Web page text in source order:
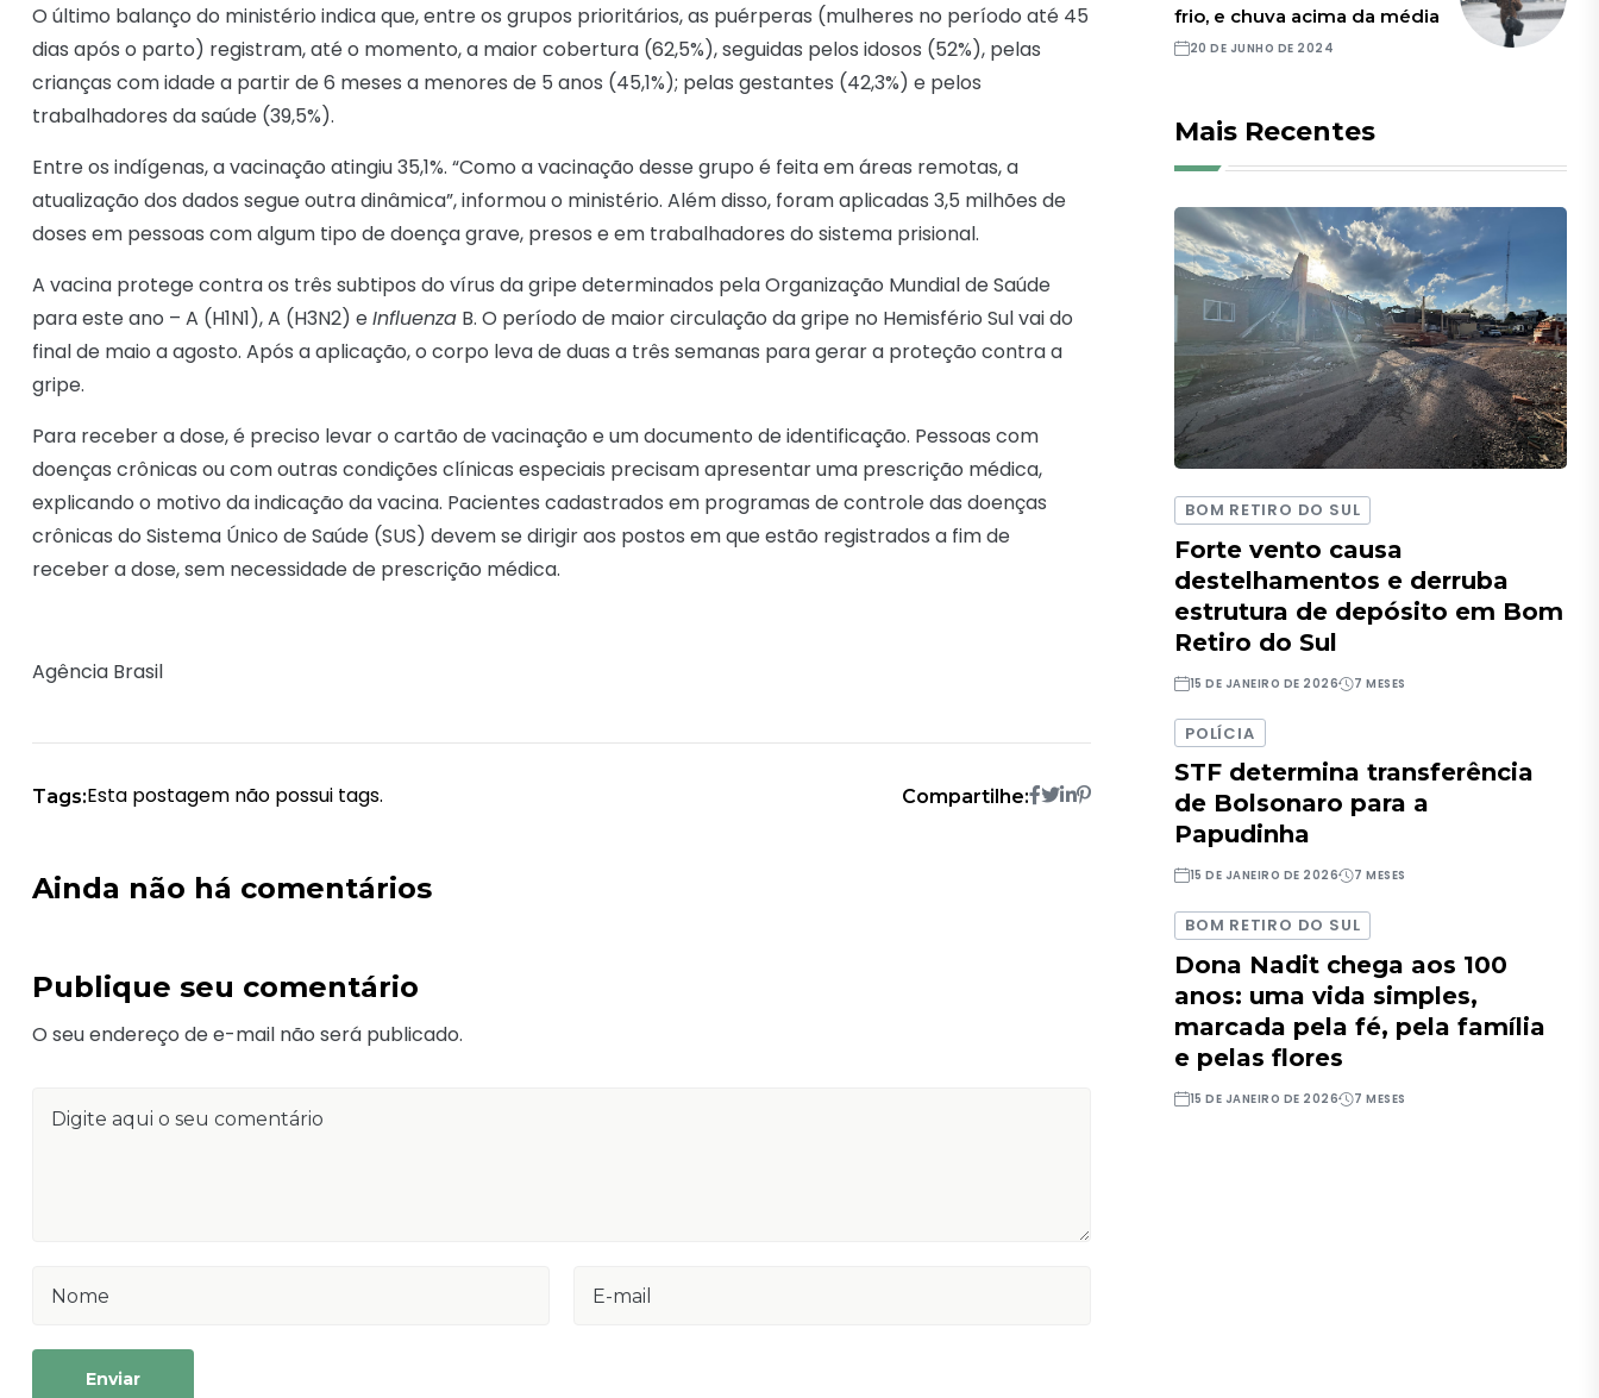
O último balanço do ministério indica que, entre os grupos prioritários, as puérperas (mulheres no período até 45
dias após o parto) registram, até o momento, a maior cobertura (62,5%), seguidas pelos idosos (52%), pelas
crianças com idade a partir de 6 meses a menores de 5 anos (45,1%); pelas gestantes (42,3%) e pelos
trabalhadores da saúde (39,5%).
Entre os indígenas, a vacinação atingiu 35,1%. “Como a vacinação desse grupo é feita em áreas remotas, a
atualização dos dados segue outra dinâmica”, informou o ministério. Além disso, foram aplicadas 3,5 milhões de
doses em pessoas com algum tipo de doença grave, presos e em trabalhadores do sistema prisional.
A vacina protege contra os três subtipos do vírus da gripe determinados pela Organização Mundial de Saúde
para este ano – A (H1N1), A (H3N2) eInfluenza B. O período de maior circulação da gripe no Hemisfério Sul vai do
final de maio a agosto. Após a aplicação, o corpo leva de duas a três semanas para gerar a proteção contra a
gripe.
Para receber a dose, é preciso levar o cartão de vacinação e um documento de identificação. Pessoas com
doenças crônicas ou com outras condições clínicas especiais precisam apresentar uma prescrição médica,
explicando o motivo da indicação da vacina. Pacientes cadastrados em programas de controle das doenças
crônicas do Sistema Único de Saúde (SUS) devem se dirigir aos postos em que estão registrados a fim de
receber a dose, sem necessidade de prescrição médica.
Agência Brasil
Tags:Esta postagem não possui tags. Compartilhe:
Ainda não há comentários
Publique seu comentário
O seu endereço de e-mail não será publicado.
Enviar
frio, e chuva acima da média
20 DE JUNHO DE 2024
Mais Recentes
BOM RETIRO DO SUL
Forte vento causa
destelhamentos e derruba
estrutura de depósito em Bom
Retiro do Sul
15 DE JANEIRO DE 2026 7 MESES
POLÍCIA
STF determina transferência
de Bolsonaro para a
Papudinha
15 DE JANEIRO DE 2026 7 MESES
BOM RETIRO DO SUL
Dona Nadit chega aos 100
anos: uma vida simples,
marcada pela fé, pela família
e pelas flores
15 DE JANEIRO DE 2026 7 MESES